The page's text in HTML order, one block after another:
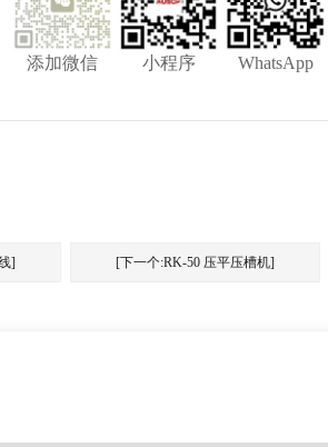
添加微信 小程序 WhatsApp
] [下一个:RK-50 压平压槽机]